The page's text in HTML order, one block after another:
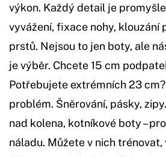
výkon. Každý detail je
vyvážení, fixace nohy, klouzání
prstů. Nejsou to jen boty, ale
je výběr. Chcete 15 cm
Potřebujete extrémních 23
problém. Šněrování, pásky,
nad kolena, kotníkové boty –
náladu. Můžete v nich